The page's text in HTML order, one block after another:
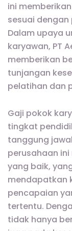
ini
sesuai
Dalam upaya
karyawan, PT
memberikan
tunjangan
pelatihan dan
Gaji pokok
tingkat
tanggung
perusahaan
yang baik,
mendapatkan
pencapaian
tertentu.
tidak hanya